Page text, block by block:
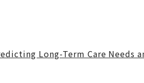
Long-Term Care Needs